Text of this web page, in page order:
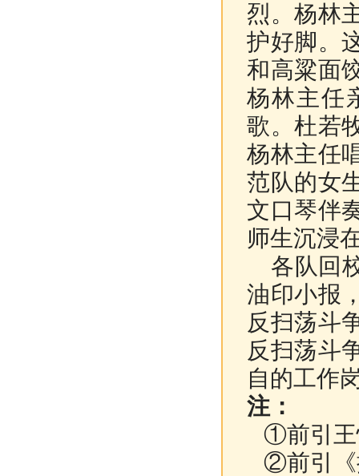
烈。杨林
护好脚。
和高粱面
杨林主任
歌。杜若
杨林主任
范队的女
文口琴伴
师生沉浸
各队回
油印小报
反扫荡斗
反扫荡斗
自的工作
注：
①前引王
②前引《